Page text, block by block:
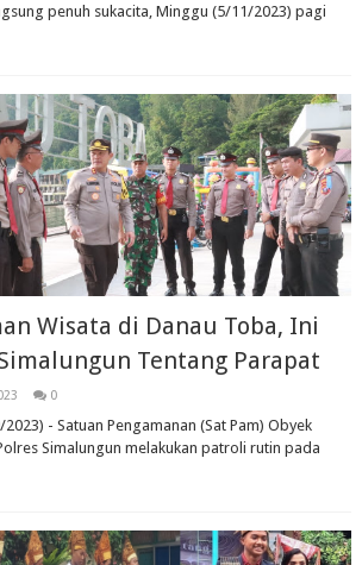
penuh sukacita, Minggu (5/11/2023) pagi
Wisata di Danau Toba, Ini
Tentang Parapat
0
- Satuan Pengamanan (Sat Pam) Obyek
Simalungun melakukan patroli rutin pada